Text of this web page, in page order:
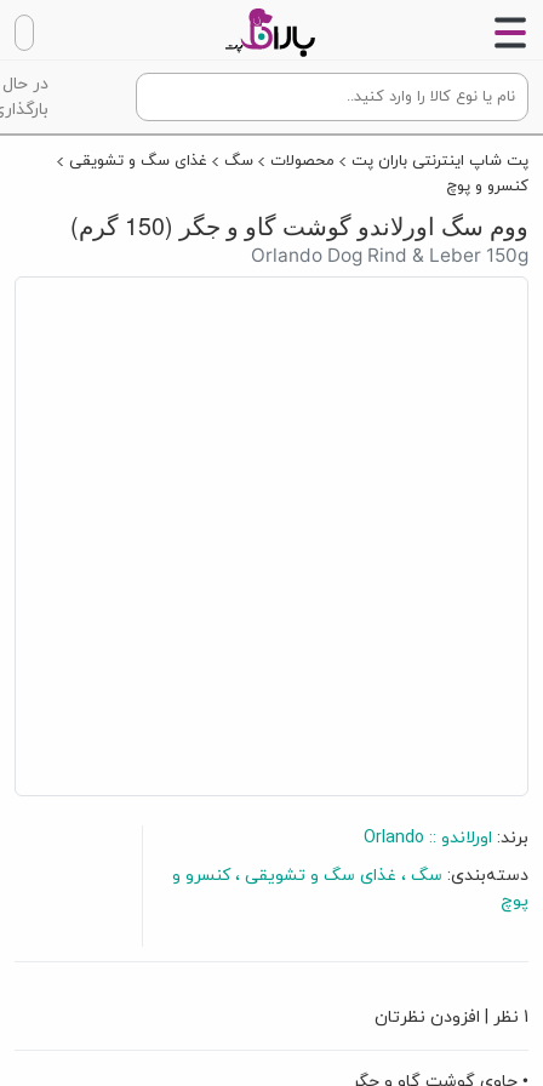
در حال
پت شاپ اینترنتی باران پت محصولات سگ
غذای سگ و تشویقی
کنسرو و پوچ
ووم سگ اورلاندو گوشت گاو و جگر (150 گرم)
Orlando Dog Rind & Leber 150g
برند: اورلاندو :: Orlando
دسته‌بندی: سگ غذای سگ و تشویقی
کنسرو و
پوچ
1 نظر افزودن نظرتان
• حاوی گوشت گاو و جگر